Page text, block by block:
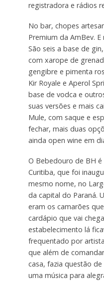
registradora e rádios
No bar, chopes
Premium da AmBev.
São seis a base de
com xarope de
gengibre e pimenta
Kir Royale e Aperol
base de vodca e
suas versões e mais
Mule, com saque e
fechar, mais duas
ainda open wine em
O Bebedouro de BH
Curitiba, que foi
mesmo nome, no
da capital do Paraná.
eram os camarões
cardápio que vai
estabelecimento lá
frequentado por
que além de
casa, fazia questão
uma música para